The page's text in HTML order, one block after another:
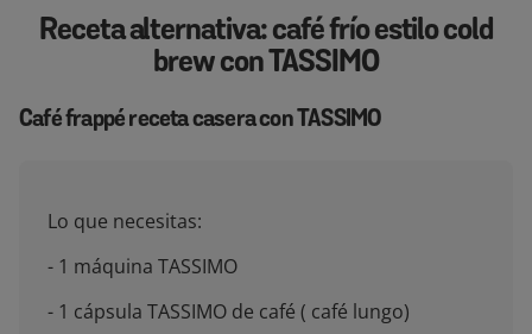
Receta alternativa: café frío estilo cold
brew con TASSIMO
Café frappé receta casera con TASSIMO
Lo que necesitas:
- 1 máquina TASSIMO
- 1 cápsula TASSIMO de café ( café lungo)